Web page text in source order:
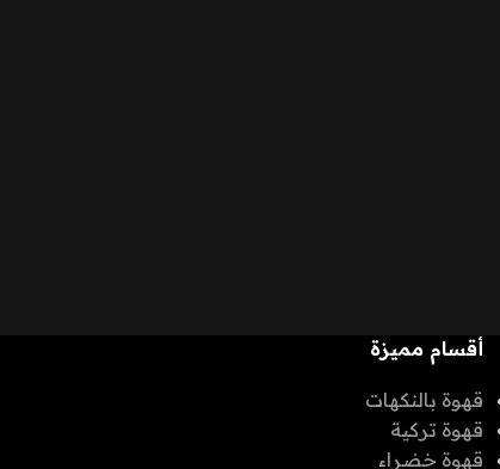
أقسام مميزة
قهوة بالنكهات
قهوة تركية
قهوة خضراء